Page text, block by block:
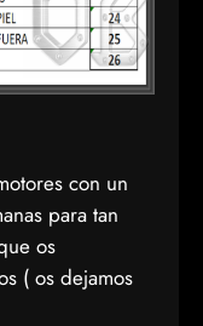
con un
para tan
os
( os dejamos